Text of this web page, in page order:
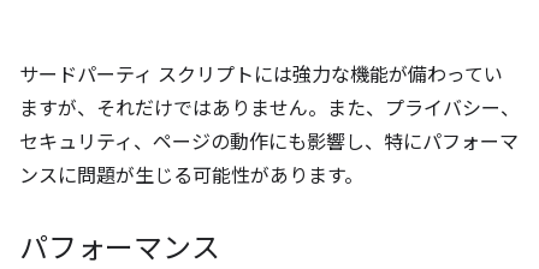
サードパーティ スクリプトには強力な機能が備わってい
ますが、それだけではありません。また、プライバシー、
セキュリティ、ページの動作にも影響し、特にパフォーマ
ンスに問題が生じる可能性があります。
パフォーマンス